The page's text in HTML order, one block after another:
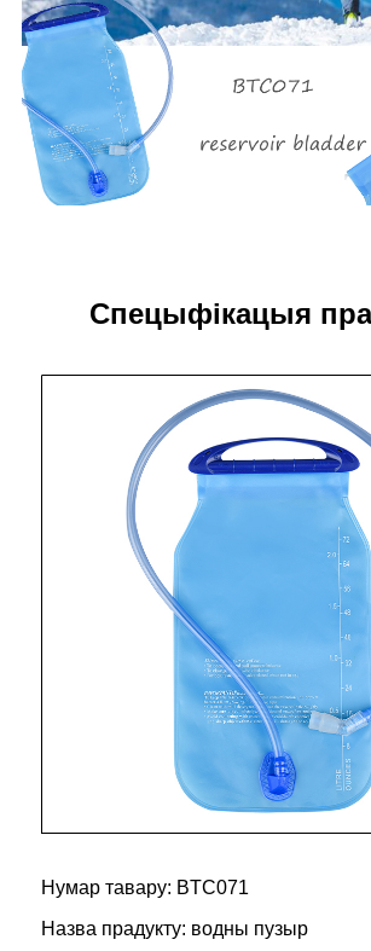
Спецыфікацыя
Нумар тавару: BTC071
Назва прадукту: водны пузыр